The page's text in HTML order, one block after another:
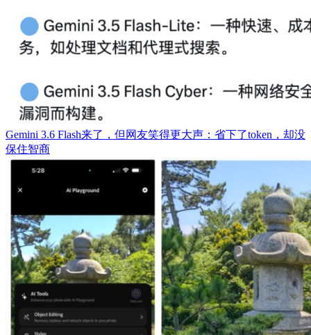
Gemini 3.6 Flash来了，但网友笑得更大声：省下了token，却没
保住智商